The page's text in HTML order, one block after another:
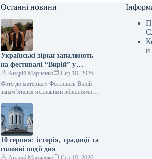
Останні новини
Українські зірки запалюють
на фестивалі “Вирій” у
вражаючих образах
Андрій Марченко
Сер 10, 2026
Фото до матеріалу Фестиваль Вирій
запам’ятався яскравими вбраннями
традиційні мотиви із сучасними
трендами. 8-9 серпня у…
10 серпня: історія, традиції та
головні події дня
и